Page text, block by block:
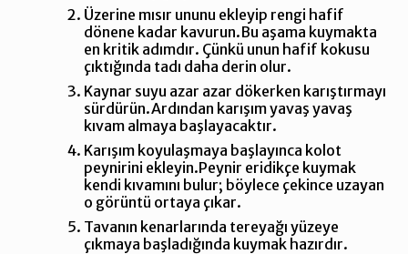
Üzerine mısır ununu ekleyip rengi hafif
dönene kadar kavurun.Bu aşama kuymakta
en kritik adımdır. Çünkü unun hafif kokusu
çıktığında tadı daha derin olur.
Kaynar suyu azar azar dökerken karıştırmayı
sürdürün.Ardından karışım yavaş yavaş
kıvam almaya başlayacaktır.
Karışım koyulaşmaya başlayınca kolot
peynirini ekleyin.Peynir eridikçe kuymak
kendi kıvamını bulur; böylece çekince uzayan
o görüntü ortaya çıkar.
Tavanın kenarlarında tereyağı yüzeye
çıkmaya başladığında kuymak hazırdır.